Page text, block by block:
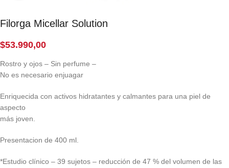
Filorga Micellar Solution
$53.990,00
Rostro y ojos – Sin perfume –
No es necesario enjuagar
Enriquecida con activos hidratantes y calmantes para una piel de
aspecto
más joven.
Presentacion de 400 ml.
*Estudio clínico – 39 sujetos – reducción de 47 % del volumen de las